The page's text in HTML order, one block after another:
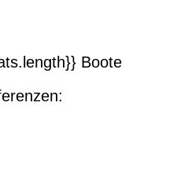
Boote